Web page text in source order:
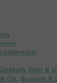
Brot &
Co. Suppen &